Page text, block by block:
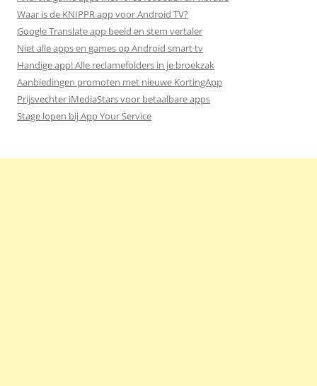
Waar is de KNIPPR app voor Android TV?
Google Translate app beeld en stem vertaler
Niet alle apps en games op Android smart tv
Handige app! Alle reclamefolders in je broekzak
Aanbiedingen promoten met nieuwe KortingApp
Prijsvechter iMediaStars voor betaalbare apps
Stage lopen bij App Your Service